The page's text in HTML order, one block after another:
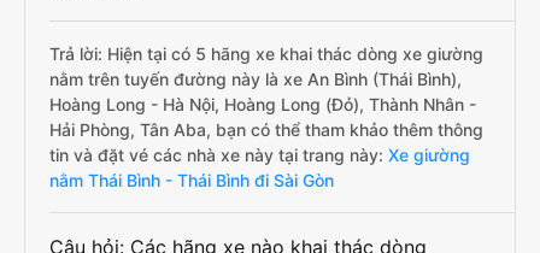
Trả lời: Hiện tại có 5 hãng xe khai thác dòng xe giường
nằm trên tuyến đường này là xe An Bình (Thái Bình),
Hoàng Long - Hà Nội, Hoàng Long (Đỏ), Thành Nhân -
Hải Phòng, Tân Aba, bạn có thể tham khảo thêm thông
tin và đặt vé các nhà xe này tại trang này: Xe giường
nằm Thái Bình - Thái Bình đi Sài Gòn
Câu hỏi: Các hãng xe nào khai thác dòng